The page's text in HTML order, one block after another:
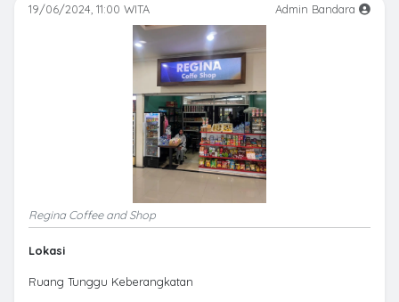
19/06/2024, 11:00 WITA Admin Bandara
Regina Coffee and Shop
Lokasi
Ruang Tunggu Keberangkatan